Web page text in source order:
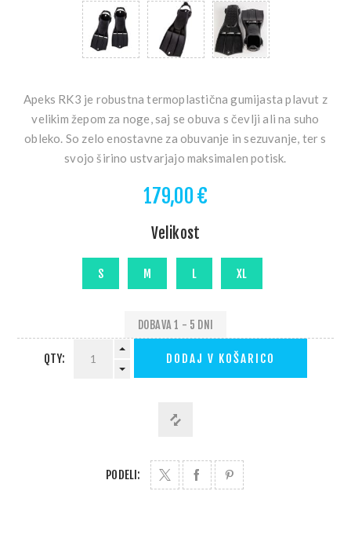
Apeks RK3 je robustna termoplastična gumijasta plavut z
velikim žepom za noge, saj se obuva s čevlji ali na suho
obleko. So zelo enostavne za obuvanje in sezuvanje, ter s
svojo širino ustvarjajo maksimalen potisk.
179,00 €
Velikost
DOBAVA 1 - 5 DNI
QTY: DODAJ V KOŠARICO
PODELI: